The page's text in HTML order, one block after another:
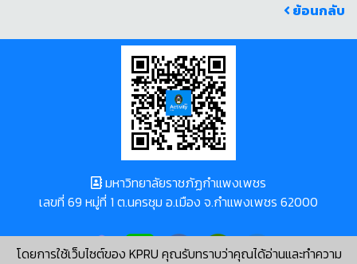
ย้อนกลับ
โดยการใช้เว็บไซต์ของ KPRU คุณรับทราบว่าคุณได้อ่านและทำความ
มหาวิทยาลัยราชภัฏกำแพงเพชร
เลขที่ 69 หมู่ที่ 1 ต.นครชุม อ.เมือง จ.กำแพงเพชร 62000